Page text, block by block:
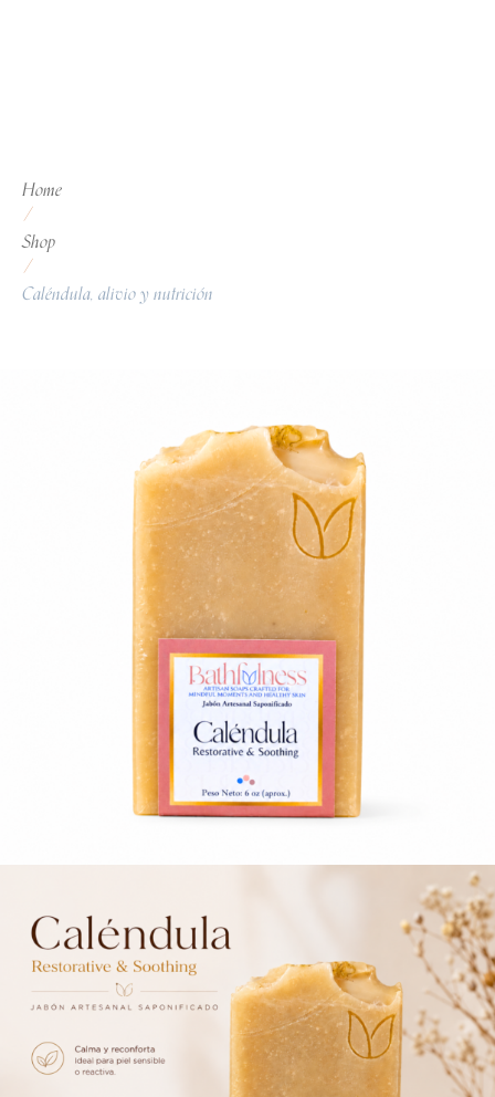
Home
/
Shop
/
Caléndula, alivio y nutrición